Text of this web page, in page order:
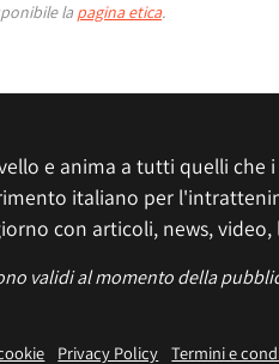
la pagina etica.
e anima a tutti quelli che
italiano per
con articoli, news,
validi al momento della
Privacy Policy Termini e